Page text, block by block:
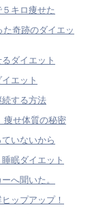
キロ痩せた
奇跡のダイエッ
ダイエット
エット
する方法
痩せ体質の秘密
いないから
眠ダイエット
へ聞いた。
ップアップ！